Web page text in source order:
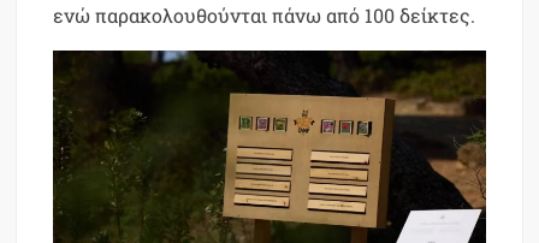
ενώ παρακολουθούνται πάνω από 100 δείκτες.